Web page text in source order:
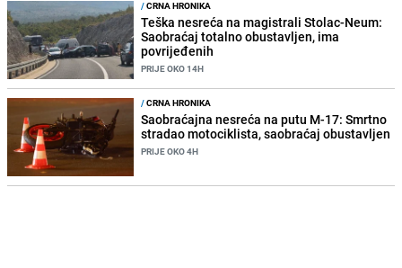
/CRNA HRONIKA
Teška nesreća na magistrali Stolac-Neum:
Saobraćaj totalno obustavljen, ima
povrijeđenih
PRIJE OKO 14H
/CRNA HRONIKA
Saobraćajna nesreća na putu M-17: Smrtno
stradao motociklista, saobraćaj obustavljen
PRIJE OKO 4H